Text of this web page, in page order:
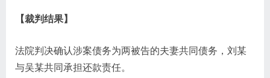
【裁判结果】
法院判决确认涉案债务为两被告的夫妻共同债务，刘某
与吴某共同承担还款责任。